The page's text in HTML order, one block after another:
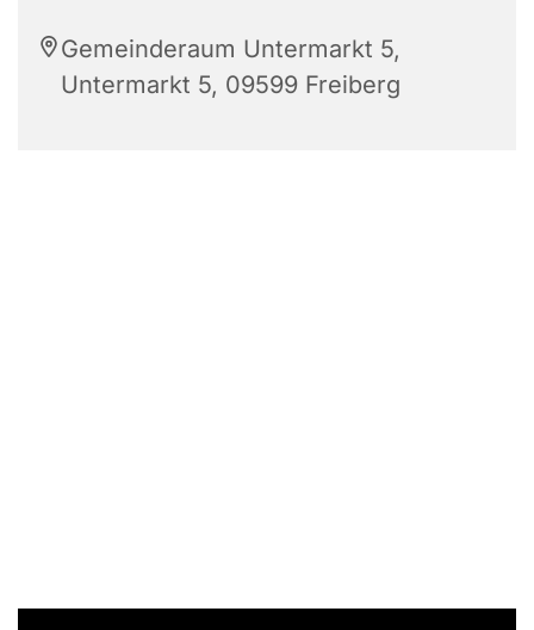
Gemeinderaum Untermarkt 5,
Untermarkt 5, 09599 Freiberg